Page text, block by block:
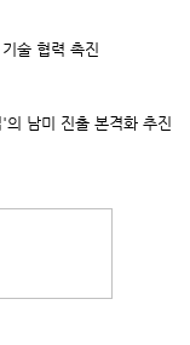
술 협력 촉진
남미 진출 본격화 추진